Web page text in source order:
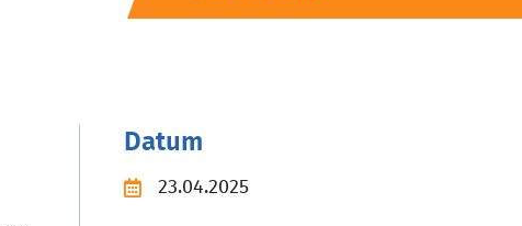
Datum
23.04.2025